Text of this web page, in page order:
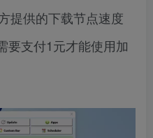
提供的下载节点速度
要支付1元才能使用加